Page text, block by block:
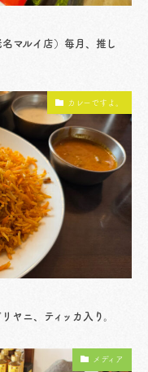
マルイ店）毎月、推し
カレーですよ。
ヤニ、ティッカ入り。
メディア